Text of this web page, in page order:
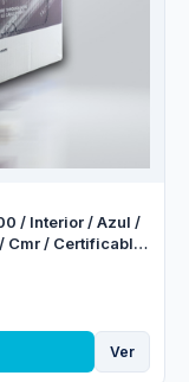
/ Interior / Azul /
Cmr / Certificable
Ver